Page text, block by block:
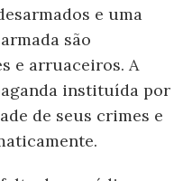
e uma
são
e arruaceiros. A
instituída por
de seus crimes e